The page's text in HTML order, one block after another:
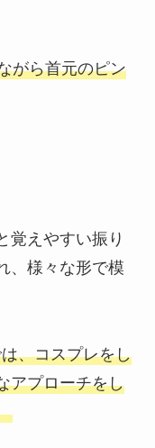
がら首元のピン
覚えやすい振り
、様々な形で模
、コスプレをし
アプローチをし